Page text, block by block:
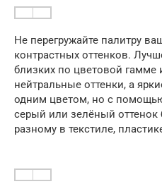
Не перегружайте палитру
контрастных оттенков.
близких по цветовой гамме
нейтральные оттенки, а
одним цветом, но с
серый или зелёный оттенок
разному в текстиле,